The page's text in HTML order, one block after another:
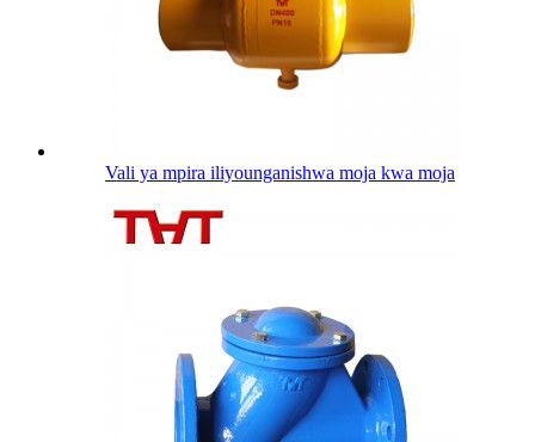
Vali ya mpira iliyounganishwa moja kwa moja